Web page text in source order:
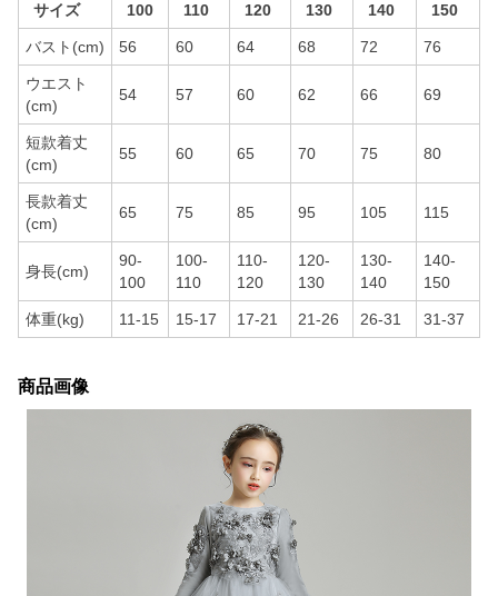
サイズ 100 110 120 130 140 150
バスト(cm) 56 60 64 68 72 76
ウエスト
(cm)
54 57 60 62 66 69
短款着丈
(cm)
55 60 65 70 75 80
長款着丈
(cm)
65 75 85 95 105 115
身長(cm)
90-
100
100-
110
110-
120
120-
130
130-
140
140-
150
体重(kg) 11-15 15-17 17-21 21-26 26-31 31-37
商品画像